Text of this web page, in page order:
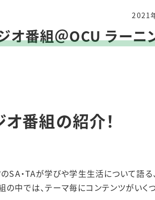
2021
ジオ番組＠OCU ラー
番組の紹介！
SA・TAが学びや学生生活について語
中では、テーマ毎にコンテンツがいく